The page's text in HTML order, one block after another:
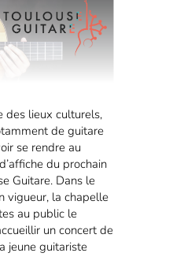
des lieux culturels,
de guitare
se rendre au
du prochain
Guitare. Dans le
vigueur, la chapelle
au public le
un concert de
jeune guitariste